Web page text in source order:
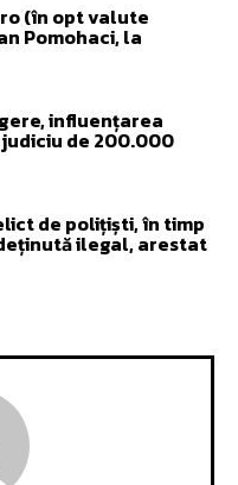
(în opt valute
Pomohaci, la
influențarea
de 200.000
de polițiști, în timp
ilegal, arestat